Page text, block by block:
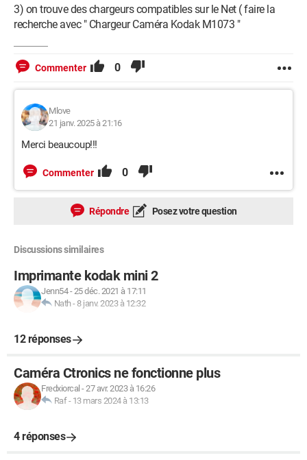
• Quelle batterie dois-je acheter pour ce modèle ? (Je n’ai
aucune idée du type ou de la référence compatible.)
• Faut-il un chargeur spécifique pour cette batterie ? Si oui,
comment ça fonctionne ?
• Est-ce qu’il y a des alternatives économiques pour tester
l’appareil sans investir dans des accessoires coûteux, au cas
où il ne fonctionnerait pas ?
Je posterai une photo de la caméra si ça peut aider. Merci
beaucoup d’avance pour votre aide et vos conseils !
3) on trouve des chargeurs compatibles sur le Net ( faire la
recherche avec " Chargeur Caméra Kodak M1073 "
Commenter 0
Mlove
21 janv. 2025 à 21:16
Merci beaucoup!!!
Commenter 0
Répondre Posez votre question
Discussions similaires
Imprimante kodak mini 2
Jenn54-25 déc. 2021 à 17:11
Nath- 8 janv. 2023 à 12:32
12 réponses
Caméra Ctronics ne fonctionne plus
Fredxiorcal -27 avr. 2023 à 16:26
Raf- 13 mars 2024 à 13:13
4 réponses